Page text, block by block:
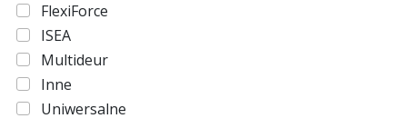
FlexiForce
ISEA
Multideur
Inne
Uniwersalne